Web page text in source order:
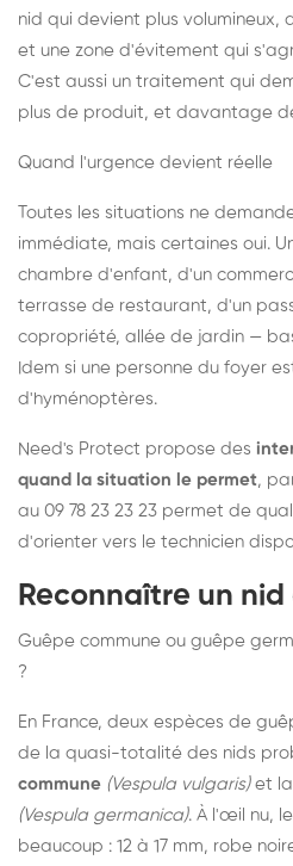
nid qui devient plus volumineux,
et une zone d'évitement qui
C'est aussi un traitement qui
plus de produit, et davantage
Quand l'urgence devient réelle
Toutes les situations ne
immédiate, mais certaines oui.
chambre d'enfant, d'un
terrasse de restaurant, d'un
copropriété, allée de jardin —
Idem si une personne du foyer
d'hyménoptères.
Need's Protect propose des
quand la situation le permet,
au 09 78 23 23 23 permet de
d'orienter vers le technicien
Reconnaître un
Guêpe commune ou guêpe
?
En France, deux espèces de
de la quasi-totalité des nids
commune (Vespula vulgaris)et la
(Vespula germanica). À l'œil nu,
beaucoup : 12 à 17 mm, robe